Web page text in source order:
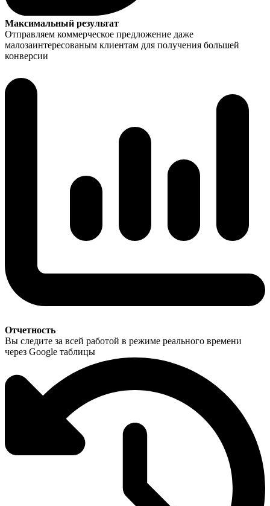
Максимальный результат
Отправляем коммерческое предложение даже
малозаинтересованым клиентам для получения большей
конверсии
Отчетность
Вы следите за всей работой в режиме реального времени
через Google таблицы